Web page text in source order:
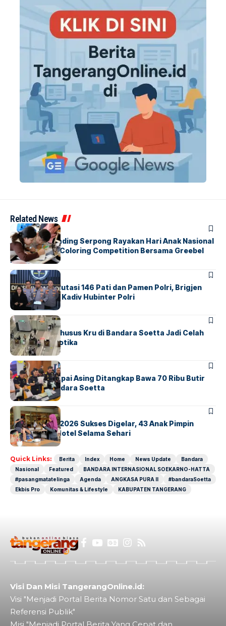
Related News
BERITAINDEX
Atria Hotel Gading Serpong Rayakan Hari Anak Nasional
Lewat Family Coloring Competition Bersama Greebel
Indonesia
BERITA
Mabes Polri Mutasi 146 Pati dan Pamen Polri, Brigjen
Untung Jabat Kadiv Hubinter Polri
BANDARABERITA
Ketika Jalur Khusus Kru di Bandara Soetta Jadi Celah
Sindikat Narkotika
BANDARA BERITA
Kopilot Maskapai Asing Ditangkap Bawa 70 Ribu Butir
Ekstasi di Bandara Soetta
BERITAINDEX
GM For A Day 2026 Sukses Digelar, 43 Anak Pimpin
Operasional Hotel Selama Sehari
Quick Links: Berita Index Home News Update
Bandara
Nasional
Featured
BANDARA INTERNASIONAL SOEKARNO-HATTA
#pasangmatatelinga
Agenda ANGKASA PURA II
#bandaraSoetta
Ekbis Pro
Komunitas & Lifestyle KABUPATEN TANGERANG
Visi Dan Misi TangerangOnline.id:
Visi "Menjadi Portal Berita Nomor Satu dan Sebagai
Referensi Publik"